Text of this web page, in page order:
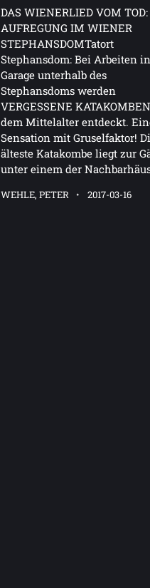
DAS WIENERLIED VOM TOD:
AUFREGUNG IM WIENER
STEPHANSDOMTatort
Stephansdom: Bei Arbeiten
Garage unterhalb des
Stephansdoms werden
VERGESSENE
dem Mittelalter entdeckt.
Sensation mit Gruselfaktor!
älteste Katakombe liegt zur
unter einem der
WEHLE, PETER 2017-03-16